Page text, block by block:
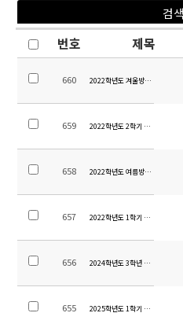
번호 제목
660 2022학년도 겨울방학 중고등 방
659 2022학년도 2학기 중고등 방과후
658 2022학년도 여름방학 중고등 방
657 2022학년도 1학기 중고등 방과후
656 2024학년도 3학년 생존수영교육
655 2025학년도 1학기 초등 현장체